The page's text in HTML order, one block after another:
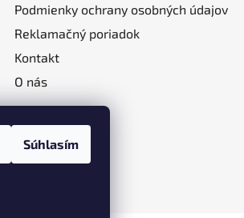
Súhlasím
Podmienky ochrany osobných údajov
Reklamačný poriadok
Kontakt
O nás